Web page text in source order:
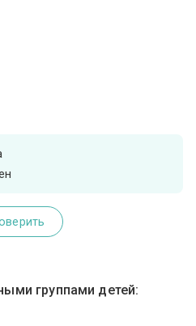
группами детей: